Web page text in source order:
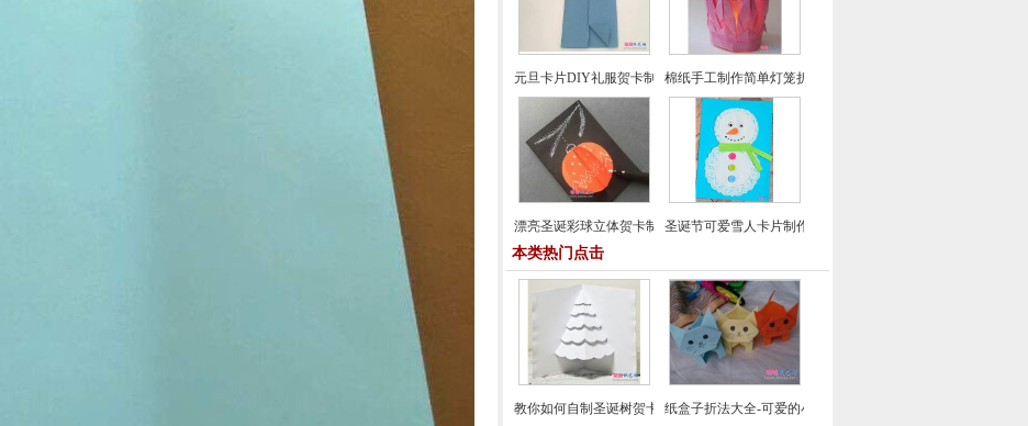
元旦卡片DIY礼服贺卡制作棉纸手工制作简单灯笼折纸方法
漂亮圣诞彩球立体贺卡制作教程圣诞节可爱雪人卡片制作教程
本类热门点击
教你如何自制圣诞树贺卡-圣诞节贺卡制作教程纸盒子折法大全-可爱的小猫咪储物盒手工折纸教程